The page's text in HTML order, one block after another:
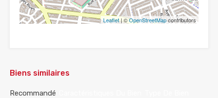
Leaflet| ©OpenStreetMapcontributors
Biens similaires
Recommandé